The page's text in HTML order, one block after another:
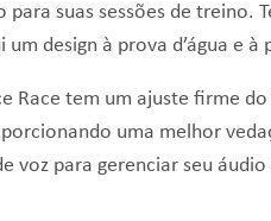
suas sessões de treino.
um design à prova d’água e à
Race tem um ajuste firme
uma melhor
voz para gerenciar seu